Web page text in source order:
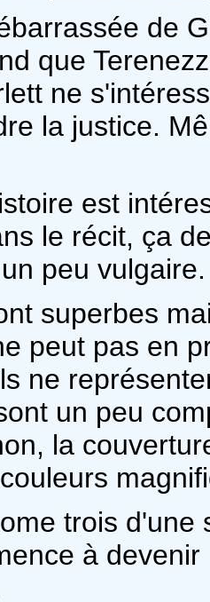
de
que
ne
la justice.
est
le récit, ça
peu vulgaire.
superbes
peut pas en
ne
un peu
la
trois
à